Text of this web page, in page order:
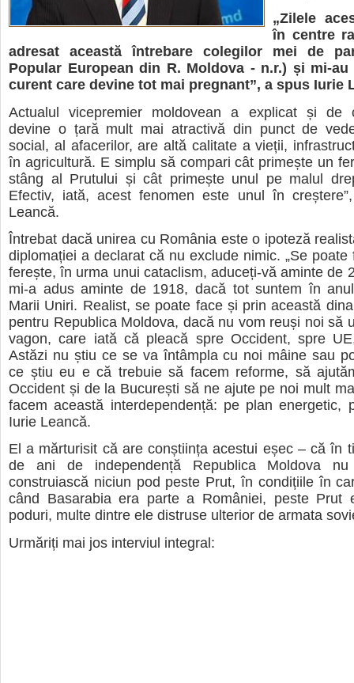
„Zilele
în centre
adresat această întrebare colegilor mei de
Popular European din R. Moldova - n.r.) și mi-
curent care devine tot mai pregnant”, a spus Iurie
Actualul vicepremier moldovean a explicat și de
devine o țară mult mai atractivă din punct de
social, al afacerilor, are altă calitate a vieții,
în agricultură. E simplu să compari cât primește un
stâng al Prutului și cât primește unul pe malul
Efectiv, iată, acest fenomen este unul în
Leancă.
Întrebat dacă unirea cu România este o ipoteză
diplomației a declarat că nu exclude nimic. „Se poate
ferește, în urma unui cataclism, aduceți-vă aminte de
mi-a adus aminte de 1918, dacă tot suntem în
Marii Uniri. Realist, se poate face și prin această
pentru Republica Moldova, dacă nu vom reuși noi să
vagon, care iată că pleacă spre Occident, spre
Astăzi nu știu ce se va întâmpla cu noi mâine sau
ce știu eu e că trebuie să facem reforme, să
Occident și de la București să ne ajute pe noi mult
facem această interdependență: pe plan energetic,
Iurie Leancă.
El a mărturisit că are conștiința acestui eșec – că în
de ani de independență Republica Moldova
construiască niciun pod peste Prut, în condițiile în
când Basarabia era parte a României, peste Prut
poduri, multe dintre ele distruse ulterior de armata
Urmăriți mai jos interviul integral: